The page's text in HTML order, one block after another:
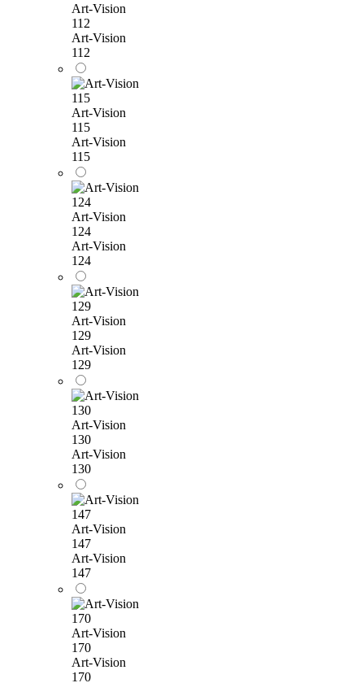
Art-Vision
112
Art-Vision
112
Art-Vision
115
Art-Vision
115
Art-Vision
124
Art-Vision
124
Art-Vision
129
Art-Vision
129
Art-Vision
130
Art-Vision
130
Art-Vision
147
Art-Vision
147
Art-Vision
170
Art-Vision
170